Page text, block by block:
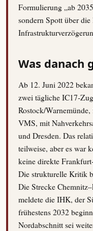
Formulierung „ab
sondern Spott über die
Was danach
Ab 12. Juni 2022
zwei tägliche IC17-
Rostock/
VMS, mit
und Dresden. Das
teilweise, aber es war
keine direkte
Die strukturelle Kritik
Die Strecke
meldete die IHK, der
frühestens 2032
Nordabschnitt sei